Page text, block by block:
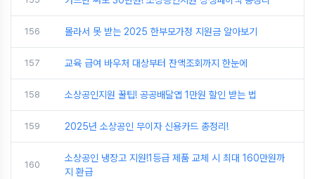
156 몰라서 못 받는 2025 한부모가정 지원금 알아보기
157 교육 급여 바우처 대상부터 잔액조회까지 한눈에
158 소상공인지원 꿀팁! 공공배달앱 1만원 할인 받는 법
159 2025년 소상공인 무이자 신용카드 총정리!
160
소상공인 냉장고 지원!1등급 제품 교체 시 최대 160만원까
지 환급